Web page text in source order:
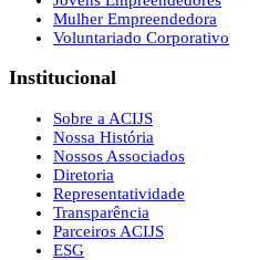
Mulher Empreendedora
Voluntariado Corporativo
Institucional
Sobre a ACIJS
Nossa História
Nossos Associados
Diretoria
Representatividade
Transparência
Parceiros ACIJS
ESG